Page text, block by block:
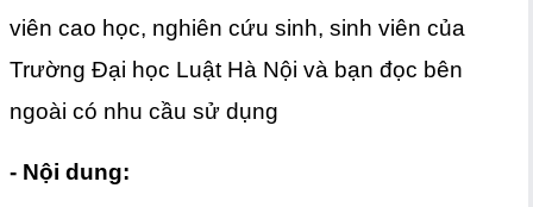
viên cao học, nghiên cứu sinh, sinh viên của
Trường Đại học Luật Hà Nội và bạn đọc bên
ngoài có nhu cầu sử dụng
- Nội dung: